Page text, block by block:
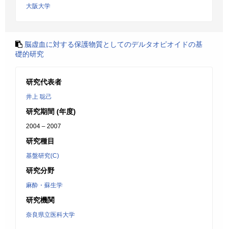
大阪大学
脳虚血に対する保護物質としてのデルタオピオイドの基
礎的研究
研究代表者
井上 聡己
研究期間 (年度)
2004 – 2007
研究種目
基盤研究(C)
研究分野
麻酔・蘇生学
研究機関
奈良県立医科大学